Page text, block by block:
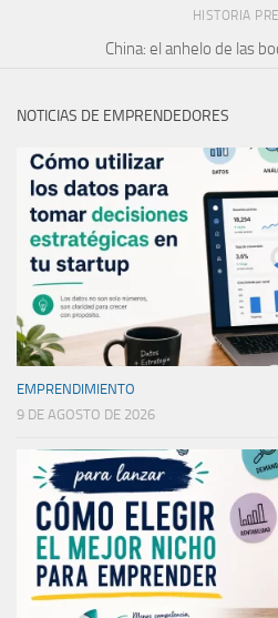
HISTORIA
China: el anhelo de las
NOTICIAS DE EMPRENDEDORES
EMPRENDIMIENTO
9 DE AGOSTO DE 2026